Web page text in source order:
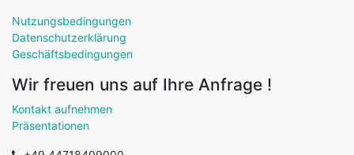
Nutzungsbedingungen
Datenschutzerklärung
Geschäftsbedingungen
Wir freuen uns auf Ihre Anfrage !
Kontakt aufnehmen
Präsentationen